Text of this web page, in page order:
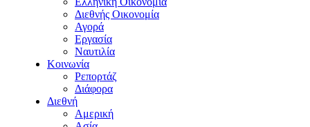
Διεθνής Οικονομία
Αγορά
Εργασία
Ναυτιλία
Κοινωνία
Ρεπορτάζ
Διάφορα
Διεθνή
Αμερική